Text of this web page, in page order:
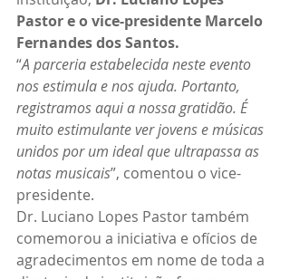
Pastor e o vice-presidente Marcelo
Fernandes dos Santos.
“A parceria estabelecida neste evento
nos estimula e nos ajuda. Portanto,
registramos aqui a nossa gratidão. É
muito estimulante ver jovens e músicas
unidos por um ideal que ultrapassa as
notas musicais”, comentou o vice-
presidente.
Dr. Luciano Lopes Pastor também
comemorou a iniciativa e ofícios de
agradecimentos em nome de toda a